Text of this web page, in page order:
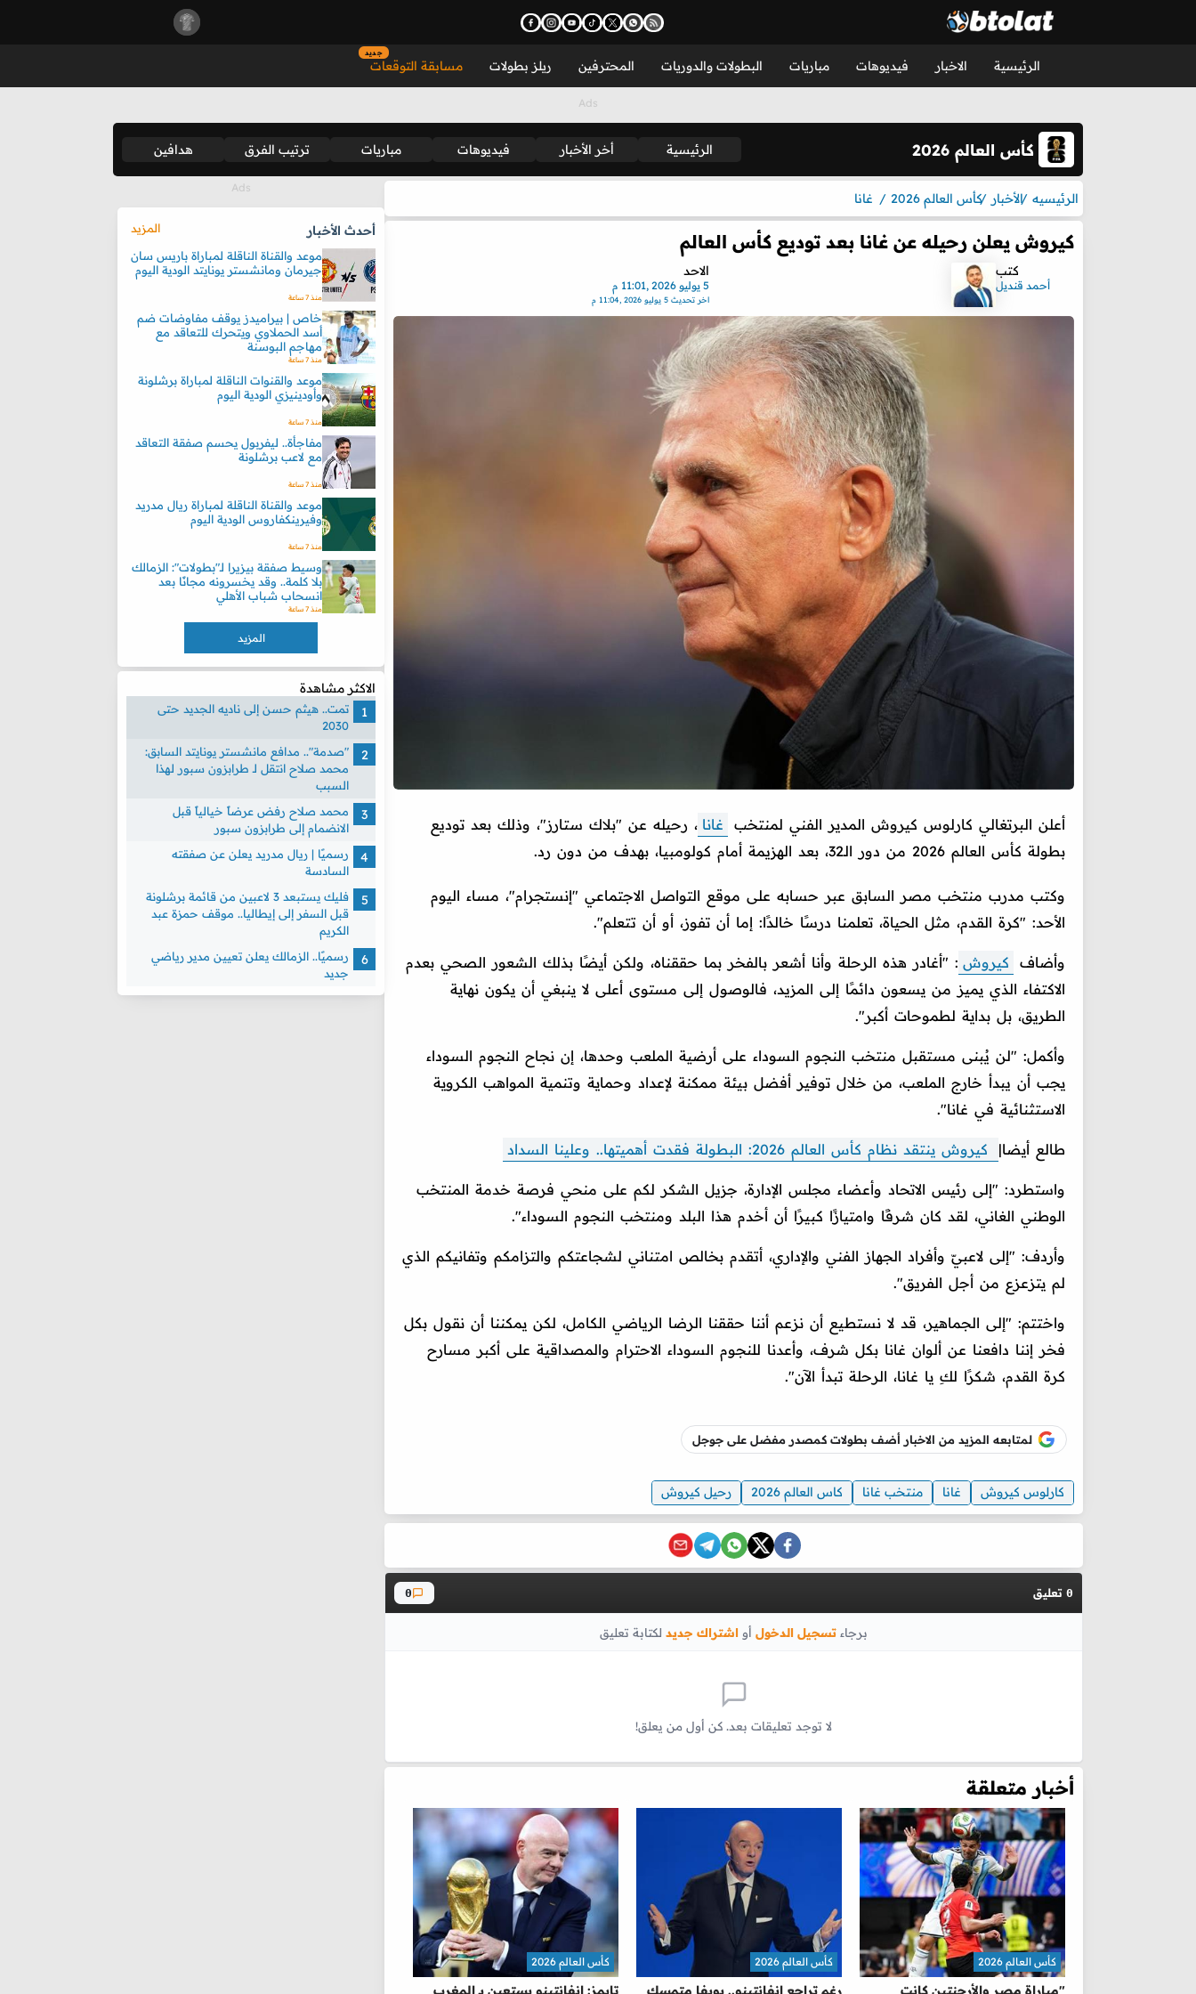
الرئيسية الاخبار فيديوهات مباريات البطولات والدوريات المحترفين ريلز بطولات مسابقة التوقعات
جديد
كأس العالم 2026 الرئيسية أخر الأخبار فيديوهات مباريات ترتيب الفرق هدافين
الرئيسيه الأخبار كأس العالم 2026 غانا
كيروش يعلن رحيله عن غانا بعد توديع كأس العالم
كتب
أحمد قنديل
الاحد
5 يوليو 2026 ,11:01 م
اخر تحديث 5 يوليو 2026 ,11:04 م
أعلن البرتغالي كارلوس كيروش المدير الفني لمنتخب غانا ، رحيله عن "بلاك ستارز"، وذلك بعد توديع
بطولة كأس العالم 2026 من دور الـ32، بعد الهزيمة أمام كولومبيا، بهدف من دون رد.
وكتب مدرب منتخب مصر السابق عبر حسابه على موقع التواصل الاجتماعي "إنستجرام"، مساء اليوم
الأحد: "كرة القدم، مثل الحياة، تعلمنا درسًا خالدًا: إما أن تفوز، أو أن تتعلم".
وأضاف كيروش : "أغادر هذه الرحلة وأنا أشعر بالفخر بما حققناه، ولكن أيضًا بذلك الشعور الصحي بعدم
الاكتفاء الذي يميز من يسعون دائمًا إلى المزيد، فالوصول إلى مستوى أعلى لا ينبغي أن يكون نهاية
الطريق، بل بداية لطموحات أكبر".
وأكمل: "لن يُبنى مستقبل منتخب النجوم السوداء على أرضية الملعب وحدها، إن نجاح النجوم السوداء
يجب أن يبدأ خارج الملعب، من خلال توفير أفضل بيئة ممكنة لإعداد وحماية وتنمية المواهب الكروية
الاستثنائية في غانا".
طالع أيضا| كيروش ينتقد نظام كأس العالم 2026: البطولة فقدت أهميتها.. وعلينا السداد
واستطرد: "إلى رئيس الاتحاد وأعضاء مجلس الإدارة، جزيل الشكر لكم على منحي فرصة خدمة المنتخب
الوطني الغاني، لقد كان شرفًا وامتيازًا كبيرًا أن أخدم هذا البلد ومنتخب النجوم السوداء".
وأردف: "إلى لاعبيّ وأفراد الجهاز الفني والإداري، أتقدم بخالص امتناني لشجاعتكم والتزامكم وتفانيكم الذي
لم يتزعزع من أجل الفريق".
واختتم: "إلى الجماهير، قد لا نستطيع أن نزعم أننا حققنا الرضا الرياضي الكامل، لكن يمكننا أن نقول بكل
فخر إننا دافعنا عن ألوان غانا بكل شرف، وأعدنا للنجوم السوداء الاحترام والمصداقية على أكبر مسارح
كرة القدم، شكرًا لكِ يا غانا، الرحلة تبدأ الآن".
لمتابعه المزيد من الاخبار أضف بطولات كمصدر مفضل على جوجل
كارلوس كيروش غانا منتخب غانا كاس العالم 2026 رحيل كيروش
0 تعليق 0
برجاء تسجيل الدخول أو اشتراك جديد لكتابة تعليق
لا توجد تعليقات بعد. كن أول من يعلق!
أخبار متعلقة
"مباراة مصر والأرجنتين كانت
كأس العالم 2026
رغم تراجع إنفانتينو.. يويفا متمسك
كأس العالم 2026
تايمز: إنفانتينو يستعين بـ المغرب
كأس العالم 2026
أحدث الأخبار
المزيد
موعد والقناة الناقلة لمباراة باريس سان
جيرمان ومانشستر يونايتد الودية اليوم
منذ 7 ساعة
خاص | بيراميدز يوقف مفاوضات ضم
أسد الحملاوي ويتحرك للتعاقد مع
مهاجم البوسنة
منذ 7 ساعة
موعد والقنوات الناقلة لمباراة برشلونة
وأودينيزي الودية اليوم
منذ 7 ساعة
مفاجأة.. ليفربول يحسم صفقة التعاقد
مع لاعب برشلونة
منذ 7 ساعة
موعد والقناة الناقلة لمباراة ريال مدريد
وفيرينكفاروس الودية اليوم
منذ 7 ساعة
وسيط صفقة بيزيرا لـ"بطولات": الزمالك
بلا كلمة.. وقد يخسرونه مجانًا بعد
انسحاب شباب الأهلي
منذ 7 ساعة
المزيد
الاكثر مشاهدة
تمت.. هيثم حسن إلى ناديه الجديد حتى
2030
"صدمة".. مدافع مانشستر يونايتد السابق:
محمد صلاح انتقل لـ طرابزون سبور لهذا
السبب
محمد صلاح رفض عرضاً خيالياً قبل
الانضمام إلى طرابزون سبور
رسميًا | ريال مدريد يعلن عن صفقته
السادسة
فليك يستبعد 3 لاعبين من قائمة برشلونة
قبل السفر إلى إيطاليا.. موقف حمزة عبد
الكريم
رسميًا.. الزمالك يعلن تعيين مدير رياضي
جديد